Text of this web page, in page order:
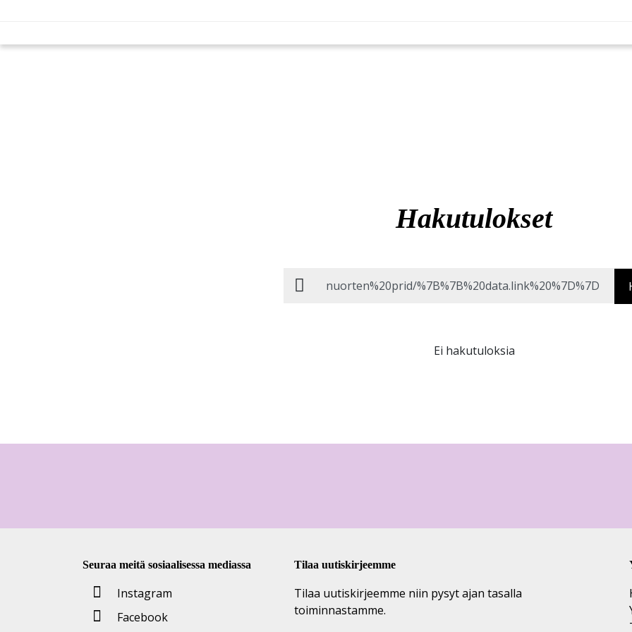
Hakutulokset
Ei hakutuloksia
Seuraa meitä sosiaalisessa mediassa
Instagram
Facebook
Tilaa uutiskirjeemme
Tilaa uutiskirjeemme niin pysyt ajan tasalla
toiminnastamme.